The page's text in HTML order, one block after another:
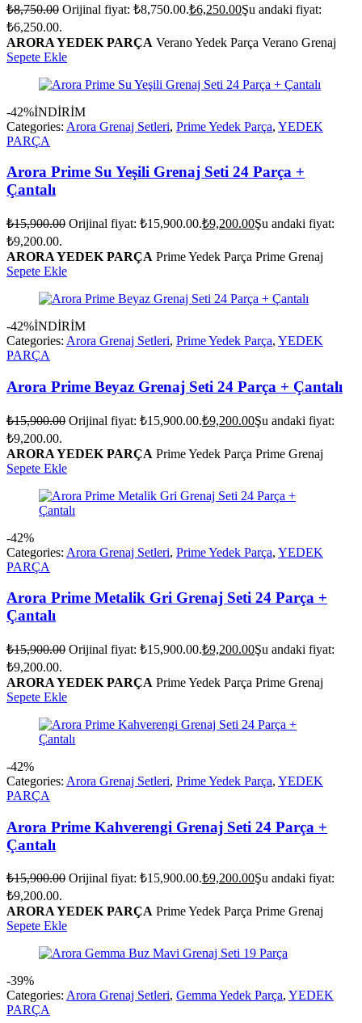
₺8,750.00 Orijinal fiyat: ₺8,750.00.₺6,250.00Şu andaki fiyat:
₺6,250.00.
ARORA YEDEK PARÇA Verano Yedek Parça Verano Grenaj
Sepete Ekle
-42%İNDİRİM
Categories: Arora Grenaj Setleri, Prime Yedek Parça, YEDEK
PARÇA
Arora Prime Su Yeşili Grenaj Seti 24 Parça +
Çantalı
₺15,900.00 Orijinal fiyat: ₺15,900.00.₺9,200.00Şu andaki fiyat:
₺9,200.00.
ARORA YEDEK PARÇA Prime Yedek Parça Prime Grenaj
Sepete Ekle
-42%İNDİRİM
Categories: Arora Grenaj Setleri, Prime Yedek Parça, YEDEK
PARÇA
Arora Prime Beyaz Grenaj Seti 24 Parça + Çantalı
₺15,900.00 Orijinal fiyat: ₺15,900.00.₺9,200.00Şu andaki fiyat:
₺9,200.00.
ARORA YEDEK PARÇA Prime Yedek Parça Prime Grenaj
Sepete Ekle
-42%
Categories: Arora Grenaj Setleri, Prime Yedek Parça, YEDEK
PARÇA
Arora Prime Metalik Gri Grenaj Seti 24 Parça +
Çantalı
₺15,900.00 Orijinal fiyat: ₺15,900.00.₺9,200.00Şu andaki fiyat:
₺9,200.00.
ARORA YEDEK PARÇA Prime Yedek Parça Prime Grenaj
Sepete Ekle
-42%
Categories: Arora Grenaj Setleri, Prime Yedek Parça, YEDEK
PARÇA
Arora Prime Kahverengi Grenaj Seti 24 Parça +
Çantalı
₺15,900.00 Orijinal fiyat: ₺15,900.00.₺9,200.00Şu andaki fiyat:
₺9,200.00.
ARORA YEDEK PARÇA Prime Yedek Parça Prime Grenaj
Sepete Ekle
-39%
Categories: Arora Grenaj Setleri, Gemma Yedek Parça, YEDEK
PARÇA